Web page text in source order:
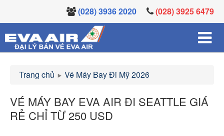
(028) 3936 2020 (028) 3925 6479
Trang chủ Vé Máy Bay Đi Mỹ 2026
VÉ MÁY BAY EVA AIR ĐI SEATTLE GIÁ
RẺ CHỈ TỪ 250 USD